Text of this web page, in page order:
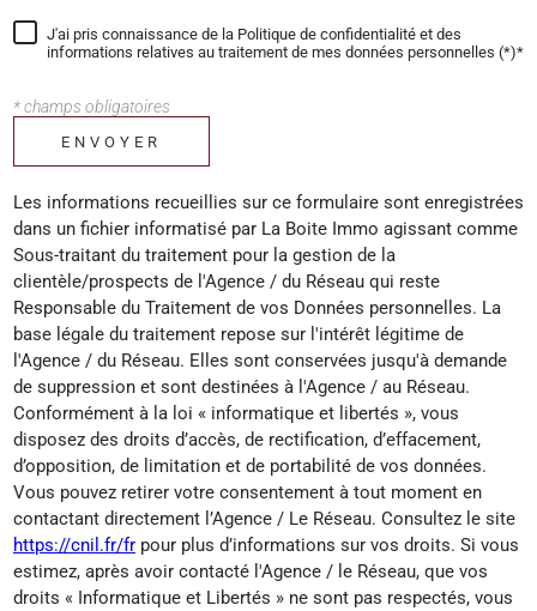
J'ai pris connaissance de la Politique de confidentialité et des
informations relatives au traitement de mes données personnelles (*)*
* champs obligatoires
ENVOYER
Les informations recueillies sur ce formulaire sont enregistrées
dans un fichier informatisé par La Boite Immo agissant comme
Sous-traitant du traitement pour la gestion de la
clientèle/prospects de l'Agence / du Réseau qui reste
Responsable du Traitement de vos Données personnelles. La
base légale du traitement repose sur l'intérêt légitime de
l'Agence / du Réseau. Elles sont conservées jusqu'à demande
de suppression et sont destinées à l'Agence / au Réseau.
Conformément à la loi « informatique et libertés », vous
disposez des droits d’accès, de rectification, d’effacement,
d’opposition, de limitation et de portabilité de vos données.
Vous pouvez retirer votre consentement à tout moment en
contactant directement l’Agence / Le Réseau. Consultez le site
https://cnil.fr/fr pour plus d’informations sur vos droits. Si vous
estimez, après avoir contacté l'Agence / le Réseau, que vos
droits « Informatique et Libertés » ne sont pas respectés, vous